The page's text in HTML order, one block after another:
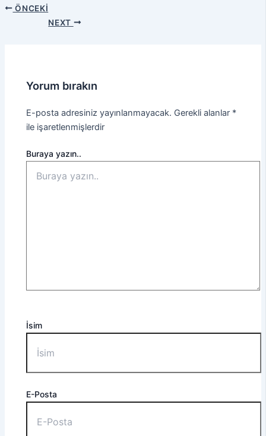
ÖNCEKI
NEXT
Yorum bırakın
E-posta adresiniz yayınlanmayacak. Gerekli alanlar *
ile işaretlenmişlerdir
Buraya yazın..
İsim
E-Posta